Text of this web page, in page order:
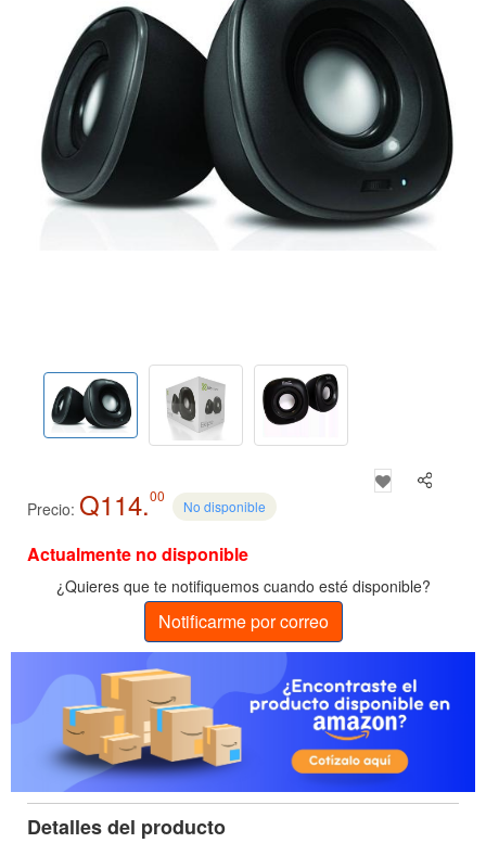
Precio: Q114.00
No disponible
Actualmente no disponible
¿Quieres que te notifiquemos cuando esté disponible?
Notificarme por correo
Detalles del producto